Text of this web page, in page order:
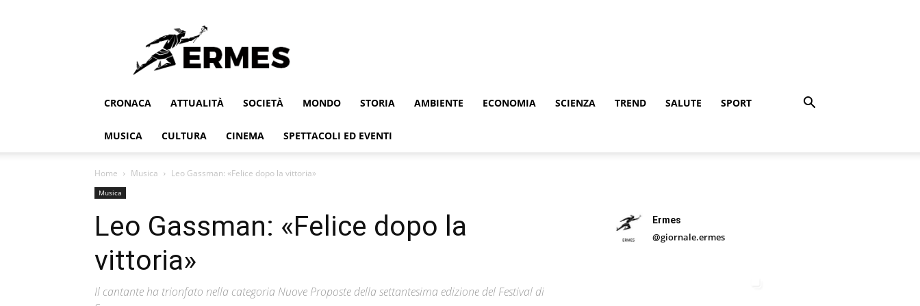
CRONACA ATTUALITÀ SOCIETÀ MONDO STORIA AMBIENTE ECONOMIA SCIENZA TREND SALUTE SPORT
MUSICA CULTURA CINEMA SPETTACOLI ED EVENTI
Home Musica Leo Gassman: «Felice dopo la vittoria»
Musica
Leo Gassman: «Felice dopo la
vittoria»
Il cantante ha trionfato nella categoria Nuove Proposte della settantesima edizione del Festival di
Ermes
@giornale.ermes